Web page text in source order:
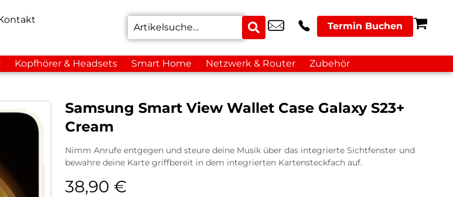
Termin Buchen
Kopfhörer & Headsets Smart Home Netzwerk & Router Zubehör
Samsung Smart View Wallet Case Galaxy S23+
Cream
Nimm Anrufe entgegen und steure deine Musik über das integrierte Sichtfenster und
bewahre deine Karte griffbereit in dem integrierten Kartensteckfach auf.
38,90 €